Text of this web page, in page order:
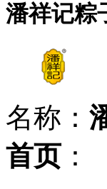
潘祥记粽
名称：
首页 ：